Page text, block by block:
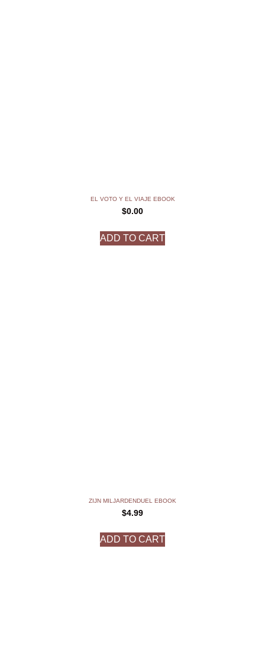
EL VOTO Y EL VIAJE EBOOK
$0.00
ADD TO CART
ZIJN MILJARDENDUEL EBOOK
$4.99
ADD TO CART